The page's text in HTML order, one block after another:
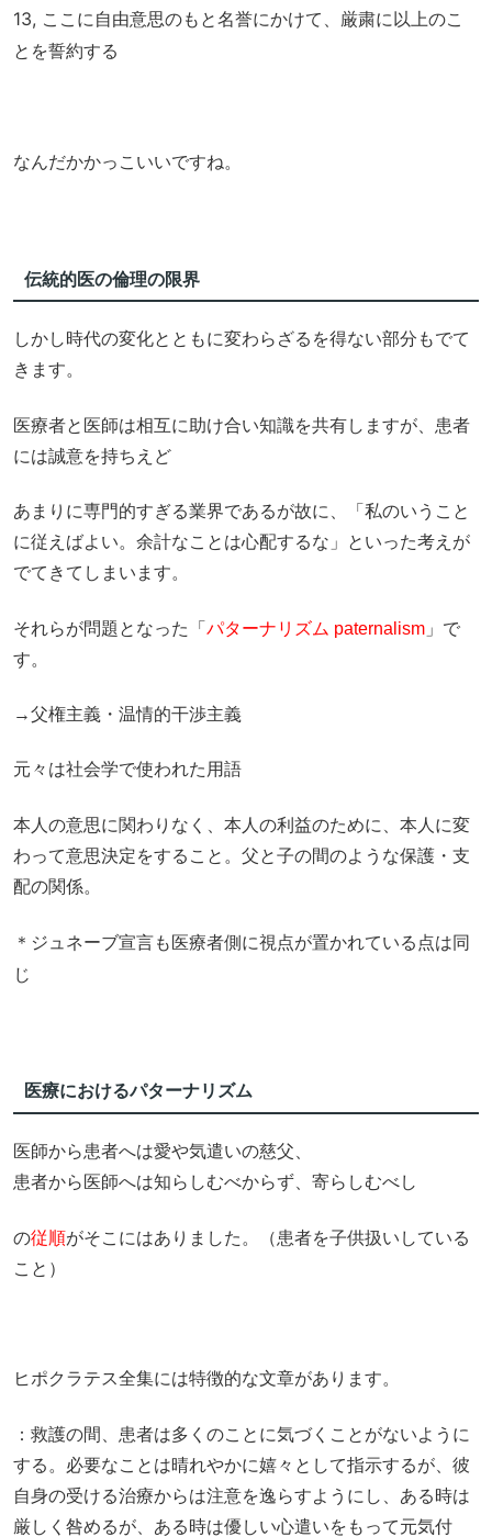
13, ここに自由意思のもと名誉にかけて、厳粛に以上のこ
とを誓約する
なんだかかっこいいですね。
伝統的医の倫理の限界
しかし時代の変化とともに変わらざるを得ない部分もでて
きます。
医療者と医師は相互に助け合い知識を共有しますが、患者
には誠意を持ちえど
あまりに専門的すぎる業界であるが故に、「私のいうこと
に従えばよい。余計なことは心配するな」といった考えが
でてきてしまいます。
それらが問題となった「 パターナリズム paternalism 」で
す。
→父権主義・温情的干渉主義
元々は社会学で使われた用語
本人の意思に関わりなく、本人の利益のために、本人に変
わって意思決定をすること。父と子の間のような保護・支
配の関係。
＊ ジュネーブ宣言も医療者側に視点が置かれている点は同
じ
医療におけるパターナリズム
医師から患者へは愛や気遣いの慈父、
患者から医師へは知らしむべからず、寄らしむべし
の従順がそこにはありました。（患者を子供扱いしている
こと）
ヒポクラテス全集には特徴的な文章があります。
：救護の間、患者は多くのことに気づくことがないように
する。必要なことは晴れやかに嬉々として指示するが、彼
自身の受ける治療からは注意を逸らすようにし、ある時は
厳しく咎めるが、ある時は優しい心遣いをもって元気付